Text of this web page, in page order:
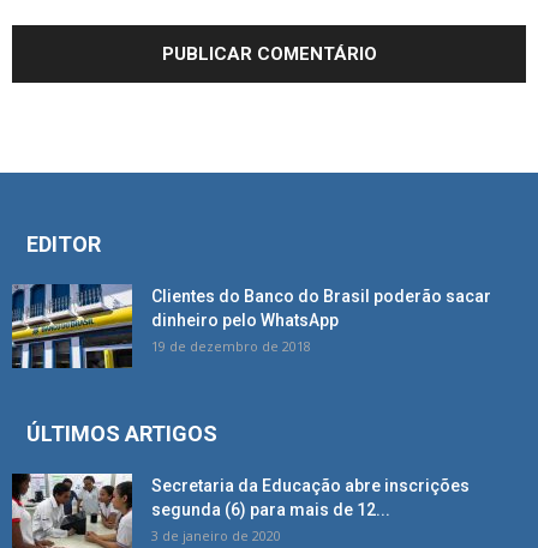
EDITOR
Clientes do Banco do Brasil poderão sacar
dinheiro pelo WhatsApp
19 de dezembro de 2018
ÚLTIMOS ARTIGOS
Secretaria da Educação abre inscrições
segunda (6) para mais de 12...
3 de janeiro de 2020